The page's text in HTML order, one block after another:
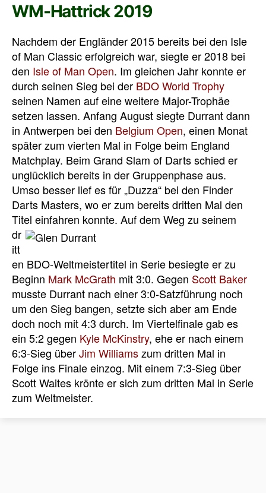
WM-Hattrick 2019
Nachdem der Engländer 2015 bereits bei den Isle
of Man Classic erfolgreich war, siegte er 2018 bei
den Isle of Man Open. Im gleichen Jahr konnte er
durch seinen Sieg bei der BDO World Trophy
seinen Namen auf eine weitere Major-Trophäe
setzen lassen. Anfang August siegte Durrant dann
in Antwerpen bei den Belgium Open, einen Monat
später zum vierten Mal in Folge beim England
Matchplay. Beim Grand Slam of Darts schied er
unglücklich bereits in der Gruppenphase aus.
Umso besser lief es für „Duzza“ bei den Finder
Darts Masters, wo er zum bereits dritten Mal den
Titel einfahren konnte. Auf dem Weg zu seinem
dr
itt
en BDO-Weltmeistertitel in Serie besiegte er zu
Beginn Mark McGrath mit 3:0. Gegen Scott Baker
musste Durrant nach einer 3:0-Satzführung noch
um den Sieg bangen, setzte sich aber am Ende
doch noch mit 4:3 durch. Im Viertelfinale gab es
ein 5:2 gegen Kyle McKinstry, ehe er nach einem
6:3-Sieg überJim Williamszum dritten Mal in
Folge ins Finale einzog. Mit einem 7:3-Sieg über
Scott Waites krönte er sich zum dritten Mal in Serie
zum Weltmeister.